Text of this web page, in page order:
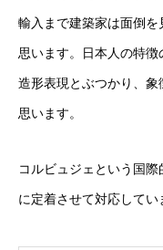
輸入まで建築家は面倒を
思います。日本人の特
造形表現とぶつかり、象
思います。
コルビュジェという国
に定着させて対応してい